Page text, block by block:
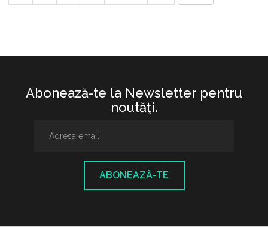
Abonează-te la Newsletter pentru
noutăţi.
ABONEAZĂ-TE